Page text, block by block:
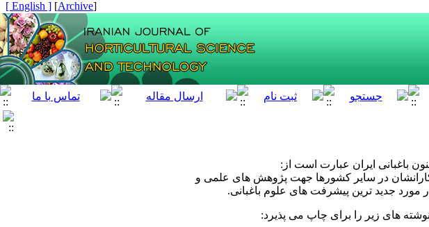
[
Archive
]
[ English ]
باغبانی ایران عبارت است از:
در سایر کشورها جهت پژوهش های علمی و
جدید ترین پیشرفت های علوم باغبانی.
های زیر را برای چاپ می پذیرد: